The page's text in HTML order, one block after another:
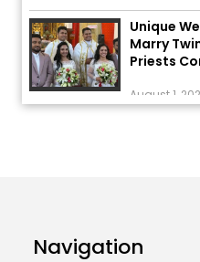
Unique
Marry
Priests
7 Killed,
Navigation